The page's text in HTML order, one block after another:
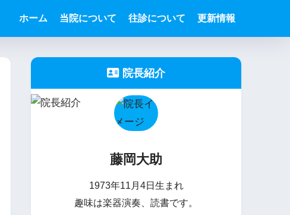
ホーム 当院について 往診について 更新情報
院長紹介
藤岡大助
1973年11月4日生まれ
趣味は楽器演奏、読書です。